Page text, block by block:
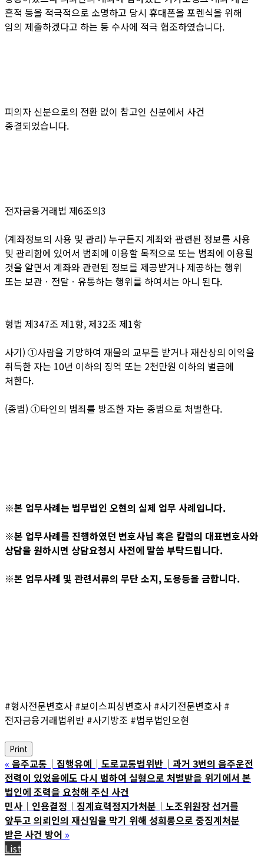
흔적 등을 적극적으로 소명하고 당시 휴대폰을 포렌식을 위해
임의 제출하겠다고 하는 등 수사에 적극 협조하였습니다.
피의자 신분으로의 전환 없이 참고인 신분에서 사건
종결되었습니다.
전자금융거래법 제6조의3
(계좌정보의 사용 및 관리) 누구든지 계좌와 관련된 정보를 사용
및 관리함에 있어서 범죄에 이용할 목적으로 또는 범죄에 이용될
것을 알면서 계좌와 관련된 정보를 제공받거나 제공하는 행위
또는 보관ㆍ전달ㆍ유통하는 행위를 하여서는 아니 된다.
형법 제347조 제1항, 제32조 제1항
사기) ①사람을 기망하여 재물의 교부를 받거나 재산상의 이익을
취득한 자는 10년 이하의 징역 또는 2천만원 이하의 벌금에
처한다.
(종범) ①타인의 범죄를 방조한 자는 종범으로 처벌한다.
※본 업무사례는 법무법인 오현의 실제 업무 사례입니다.
※본 업무사례를 진행하였던 변호사님 혹은 칼럼의 대표변호사와
상담을 원하시면 상담요청시 사전에 말씀 부탁드립니다.
※본 업무사례 및 관련서류의 무단 소지, 도용등을 금합니다.
#형사전문변호사 #보이스피싱변호사 #사기전문변호사 #
전자금융거래법위반 #사기방조 #법무법인오현
Print
« 음주교통│집행유예│도로교통법위반│과거 3번의 음주운전
전력이 있었음에도 다시 범하여 실형으로 처벌받을 위기에서 본
법인에 조력을 요청해 주신 사건
민사│인용결정│징계효력정지가처분│노조위원장 선거를
앞두고 의뢰인의 재신임을 막기 위해 성희롱으로 중징계처분
받은 사건 방어 »
List